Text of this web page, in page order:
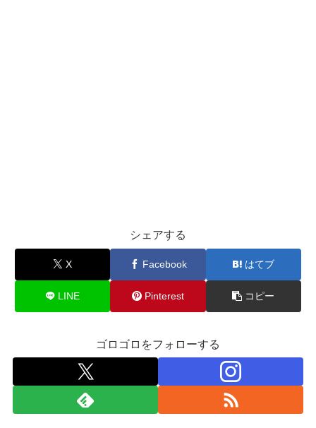
シェアする
X Facebook はてブ
LINE Pinterest コピー
ゴロゴロをフォローする